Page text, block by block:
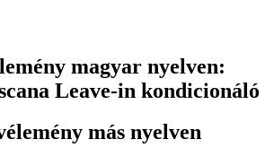
magyar nyelven:
Leave-in kondicionáló
más nyelven